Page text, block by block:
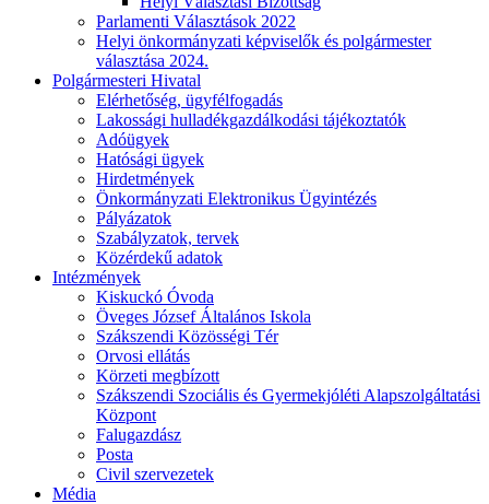
Parlamenti Választások 2022
Helyi önkormányzati képviselők és polgármester
választása 2024.
Polgármesteri Hivatal
Elérhetőség, ügyfélfogadás
Lakossági hulladékgazdálkodási tájékoztatók
Adóügyek
Hatósági ügyek
Hirdetmények
Önkormányzati Elektronikus Ügyintézés
Pályázatok
Szabályzatok, tervek
Közérdekű adatok
Intézmények
Kiskuckó Óvoda
Öveges József Általános Iskola
Szákszendi Közösségi Tér
Orvosi ellátás
Körzeti megbízott
Szákszendi Szociális és Gyermekjóléti Alapszolgáltatási
Központ
Falugazdász
Posta
Civil szervezetek
Média